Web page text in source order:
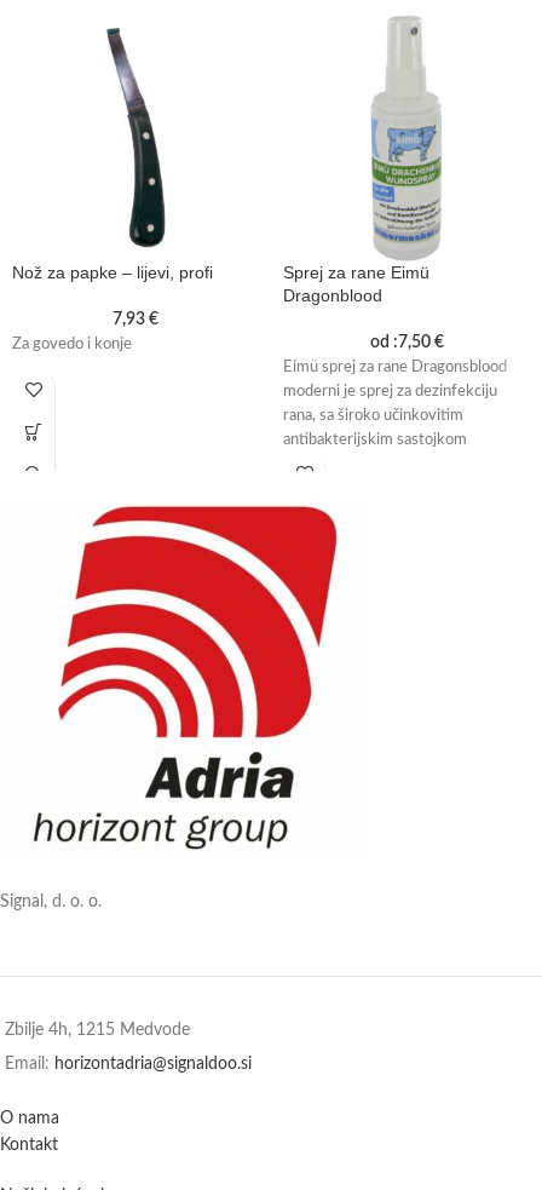
Nož za papke – lijevi, profi
7,93 €
Za govedo i konje
Sprej za rane Eimü
Dragonblood
od :7,50 €
Eimü sprej za rane Dragonsblood
moderni je sprej za dezinfekciju
rana, sa široko učinkovitim
antibakterijskim sastojkom
Poliheksanid (Bigvanid) za uporabu
Signal, d. o. o.
Zbilje 4h, 1215 Medvode
Email: horizontadria@signaldoo.si
O nama
Kontakt